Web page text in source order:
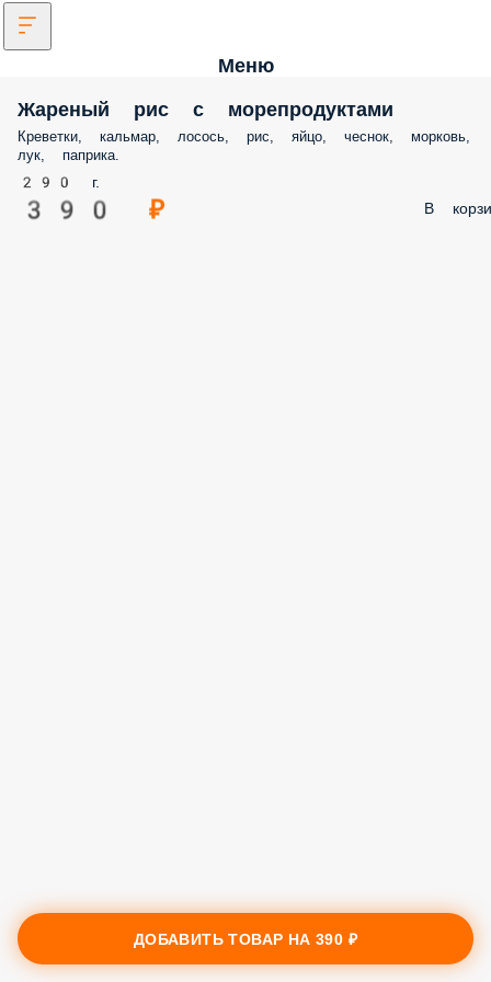
Меню
Жареный рис с морепродуктами
Креветки, кальмар, лосось, рис, яйцо, чеснок, морковь,
лук, паприка.
290 г.
390 ₽ В
ДОБАВИТЬ ТОВАР НА390 ₽